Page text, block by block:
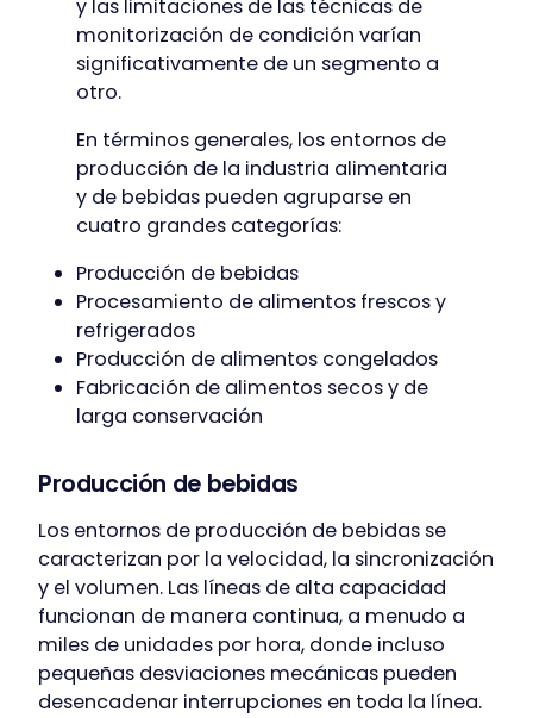
y las limitaciones de las técnicas de
monitorización de condición varían
significativamente de un segmento a
otro.
En términos generales, los entornos de
producción de la industria alimentaria
y de bebidas pueden agruparse en
cuatro grandes categorías:
Producción de bebidas
Procesamiento de alimentos frescos y
refrigerados
Producción de alimentos congelados
Fabricación de alimentos secos y de
larga conservación
Producción de bebidas
Los entornos de producción de bebidas se
caracterizan por la velocidad, la sincronización
y el volumen. Las líneas de alta capacidad
funcionan de manera continua, a menudo a
miles de unidades por hora, donde incluso
pequeñas desviaciones mecánicas pueden
desencadenar interrupciones en toda la línea.